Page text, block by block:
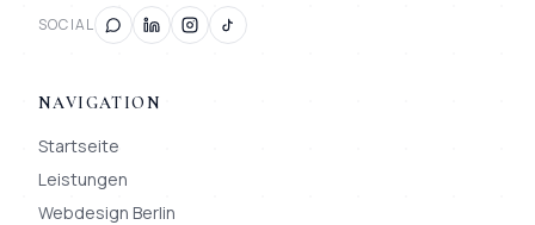
SOCIAL
NAVIGATION
Startseite
Leistungen
Webdesign Berlin